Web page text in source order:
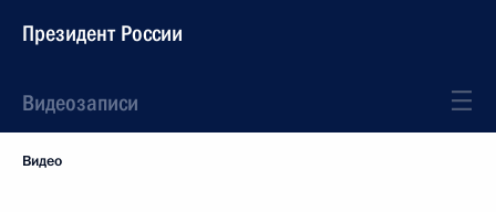
Президент России
Видеозаписи
Видео